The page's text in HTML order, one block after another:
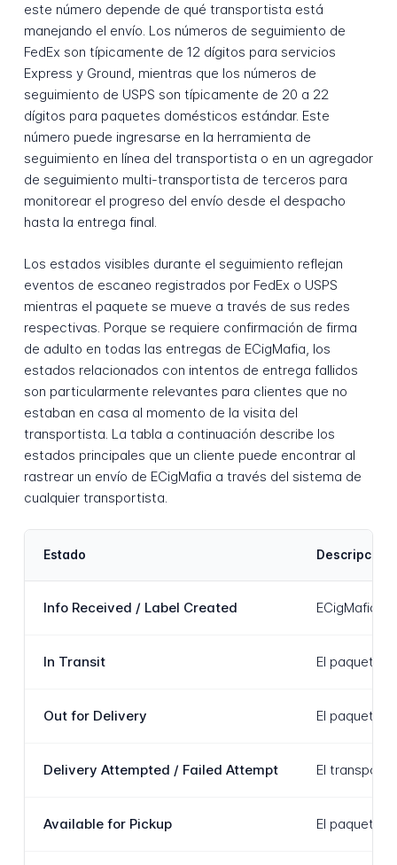
este número depende de qué transportista está
manejando el envío. Los números de seguimiento de
FedEx son típicamente de 12 dígitos para servicios
Express y Ground, mientras que los números de
seguimiento de USPS son típicamente de 20 a 22
dígitos para paquetes domésticos estándar. Este
número puede ingresarse en la herramienta de
seguimiento en línea del transportista o en un agregador
de seguimiento multi-transportista de terceros para
monitorear el progreso del envío desde el despacho
hasta la entrega final.
Los estados visibles durante el seguimiento reflejan
eventos de escaneo registrados por FedEx o USPS
mientras el paquete se mueve a través de sus redes
respectivas. Porque se requiere confirmación de firma
de adulto en todas las entregas de ECigMafia, los
estados relacionados con intentos de entrega fallidos
son particularmente relevantes para clientes que no
estaban en casa al momento de la visita del
transportista. La tabla a continuación describe los
estados principales que un cliente puede encontrar al
rastrear un envío de ECigMafia a través del sistema de
cualquier transportista.
Estado Descripción
Info Received / Label Created ECigMafia
In Transit El paquete
Out for Delivery El paquete
Delivery Attempted / Failed Attempt El
Available for Pickup El paquete